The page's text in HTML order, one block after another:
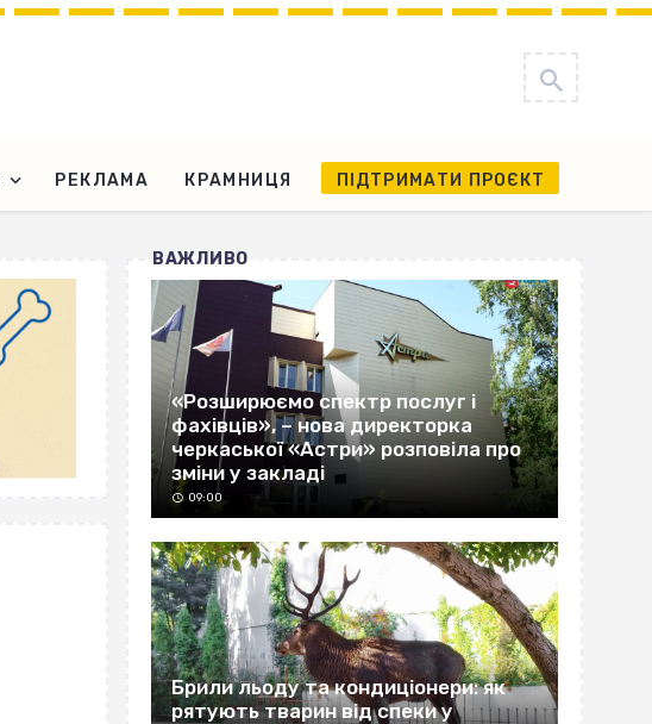
РЕКЛАМА КРАМНИЦЯ ПІДТРИМАТИ ПРОЄКТ
ВАЖЛИВО
«Розширюємо спектр послуг і
фахівців», – нова директорка
черкаської «Астри» розповіла про
зміни у закладі
09:00
Брили льоду та кондиціонери: як
рятують тварин від спеки у